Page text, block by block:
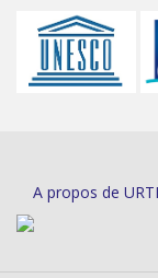
A propos de URTI